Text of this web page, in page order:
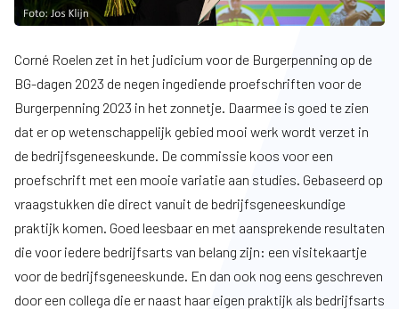
Corné Roelen zet in het judicium voor de Burgerpenning op de
BG-dagen 2023 de negen ingediende proefschriften voor de
Burgerpenning 2023 in het zonnetje. Daarmee is goed te zien
dat er op wetenschappelijk gebied mooi werk wordt verzet in
de bedrijfsgeneeskunde. De commissie koos voor een
proefschrift met een mooie variatie aan studies. Gebaseerd op
vraagstukken die direct vanuit de bedrijfsgeneeskundige
praktijk komen. Goed leesbaar en met aansprekende resultaten
die voor iedere bedrijfsarts van belang zijn: een visitekaartje
voor de bedrijfsgeneeskunde. En dan ook nog eens geschreven
door een collega die er naast haar eigen praktijk als bedrijfsarts